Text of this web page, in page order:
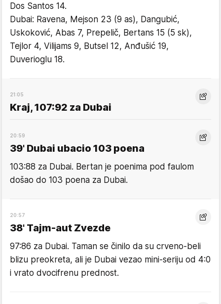
Dos Santos 14.
Dubai: Ravena, Mejson 23 (9 as), Dangubić,
Uskoković, Abas 7, Prepelič, Bertans 15 (5 sk),
Tejlor 4, Vilijams 9, Butsel 12, Anđušić 19,
Duverioglu 18.
21:05
Kraj, 107:92 za Dubai
20:59
39' Dubai ubacio 103 poena
103:88 za Dubai. Bertan je poenima pod faulom
došao do 103 poena za Dubai.
20:57
38' Tajm-aut Zvezde
97:86 za Dubai. Taman se činilo da su crveno-beli
blizu preokreta, ali je Dubai vezao mini-seriju od 4:0
i vrato dvocifrenu prednost.